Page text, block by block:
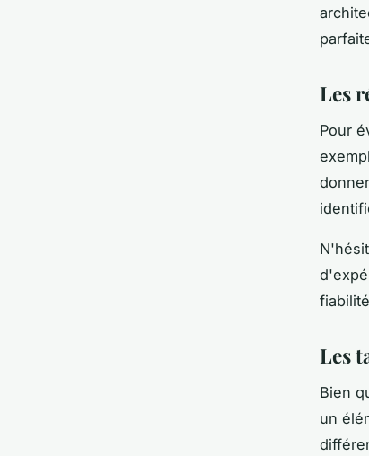
Les
Pour
Les
Bien
un